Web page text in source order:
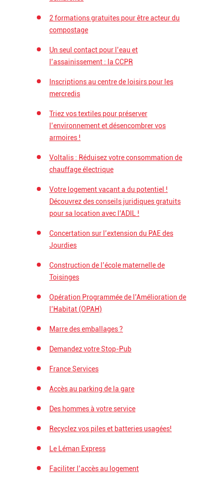
2 formations gratuites pour être acteur du
compostage
Un seul contact pour l’eau et
l’assainissement : la CCPR
Inscriptions au centre de loisirs pour les
mercredis
Triez vos textiles pour préserver
l’environnement et désencombrer vos
armoires !
Voltalis : Réduisez votre consommation de
chauffage électrique
Votre logement vacant a du potentiel !
Découvrez des conseils juridiques gratuits
pour sa location avec l’ADIL !
Concertation sur l’extension du PAE des
Jourdies
Construction de l’école maternelle de
Toisinges
Opération Programmée de l’Amélioration de
l’Habitat (OPAH)
Marre des emballages ?
Demandez votre Stop-Pub
France Services
Accès au parking de la gare
Des hommes à votre service
Recyclez vos piles et batteries usagées!
Le Léman Express
Faciliter l’accès au logement